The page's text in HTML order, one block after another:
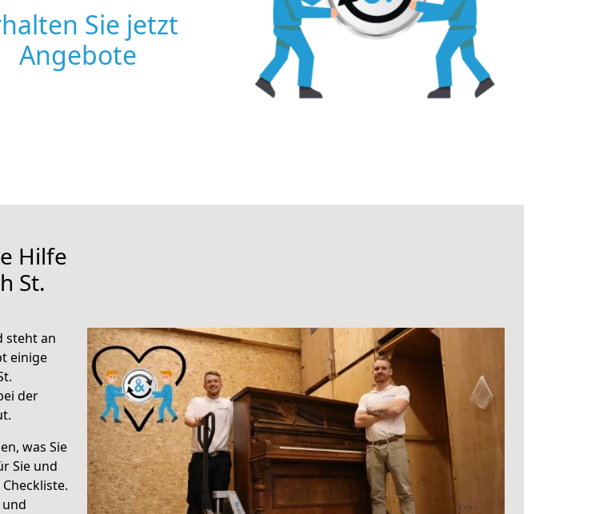
Sie jetzt
Angebote
Hilfe
St.
steht an
einige
der
was Sie
Sie und